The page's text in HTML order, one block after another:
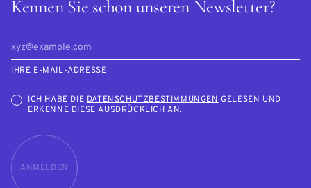
Kennen Sie schon unseren Newsletter?
IHRE E-MAIL-ADRESSE
ICH HABE DIEDATENSCHUTZBESTIMMUNGENGELESEN UND
ERKENNE DIESE AUSDRÜCKLICH AN.
ANMELDEN